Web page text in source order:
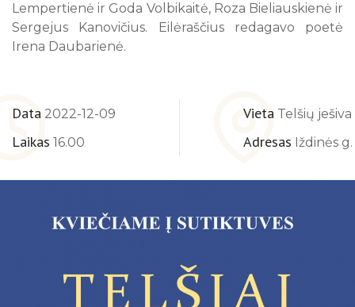
Lempertienė ir Goda Volbikaitė, Roza Bieliauskienė ir
Sergejus Kanovičius. Eilėraščius redagavo poetė
Irena Daubarienė.
Data 2022-12-09
Laikas 16.00
Vieta Telšių ješiva
Adresas Iždinės g.